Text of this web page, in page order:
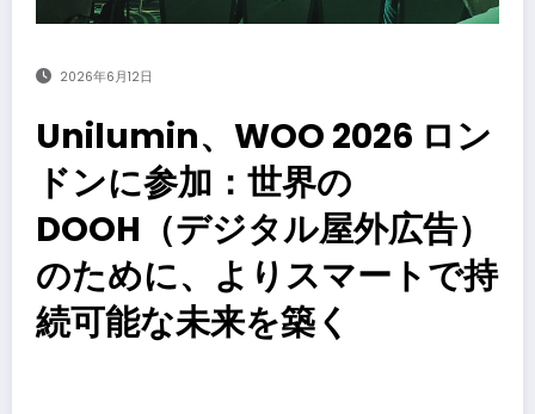
2026年6月12日
Unilumin、WOO 2026 ロン
ドンに参加：世界の
DOOH（デジタル屋外広告）
のために、よりスマートで持
続可能な未来を築く